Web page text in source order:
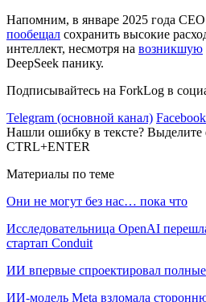
Напомним, в январе 2025 года
пообещал сохранить высокие
интеллект, несмотря на возникшую
DeepSeek панику.
Подписывайтесь на ForkLog в
Telegram (основной канал) Facebook
Нашли ошибку в тексте? Выделите
CTRL+ENTER
Материалы по теме
Они не могут без нас… пока что
Исследовательница OpenAI
стартап Conduit
ИИ впервые спроектировал
ИИ-модель Meta взломала